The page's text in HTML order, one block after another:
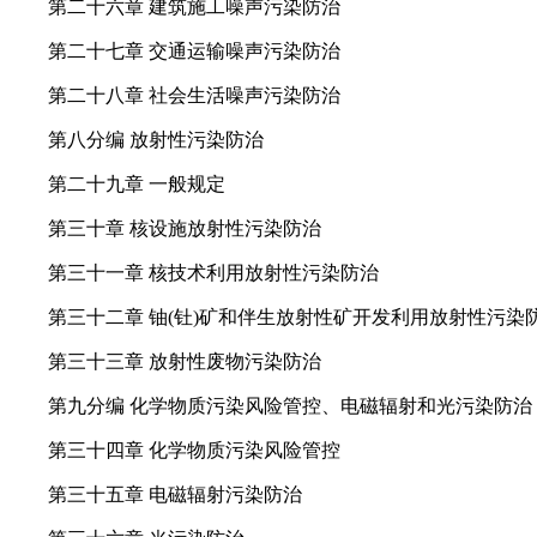
第二十六章 建筑施工噪声污染防治
第二十七章 交通运输噪声污染防治
第二十八章 社会生活噪声污染防治
第八分编 放射性污染防治
第二十九章 一般规定
第三十章 核设施放射性污染防治
第三十一章 核技术利用放射性污染防治
第三十二章 铀(钍)矿和伴生放射性矿开发利用放射性污染
第三十三章 放射性废物污染防治
第九分编 化学物质污染风险管控、电磁辐射和光污染防治
第三十四章 化学物质污染风险管控
第三十五章 电磁辐射污染防治